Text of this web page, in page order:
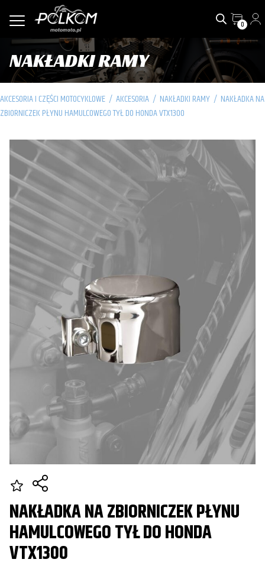
0
NAKŁADKI RAMY
AKCESORIA I CZĘŚCI MOTOCYKLOWE / AKCESORIA / NAKŁADKI RAMY / NAKŁADKA NA
ZBIORNICZEK PŁYNU HAMULCOWEGO TYŁ DO HONDA VTX1300
NAKŁADKA NA ZBIORNICZEK PŁYNU
HAMULCOWEGO TYŁ DO HONDA
VTX1300